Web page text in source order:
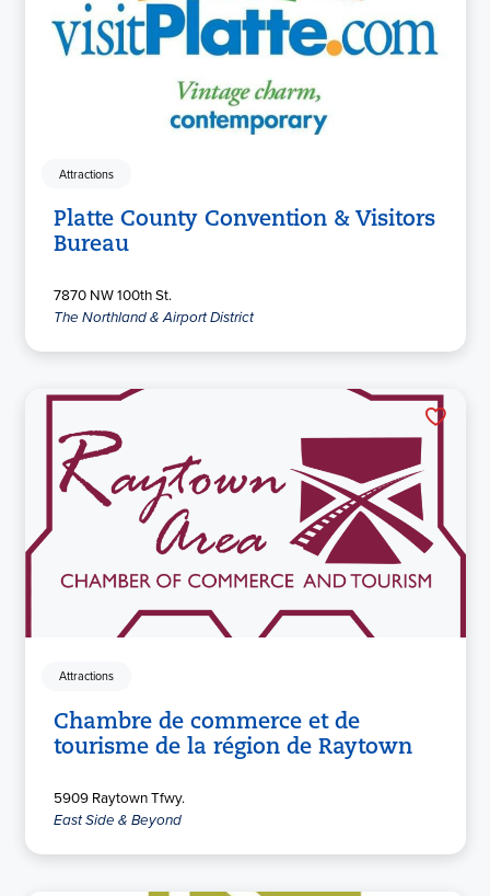
Attractions
Platte County Convention & Visitors
Bureau
7870 NW 100th St.
The Northland & Airport District
Attractions
Chambre de commerce et de
tourisme de la région de Raytown
5909 Raytown Tfwy.
East Side & Beyond